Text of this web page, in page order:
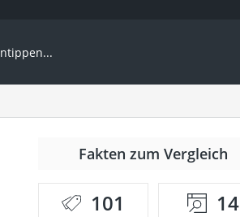
Fakten zum Vergleich
101 14